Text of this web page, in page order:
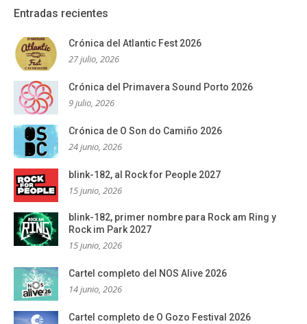
Entradas recientes
Crónica del Atlantic Fest 2026
27 julio, 2026
Crónica del Primavera Sound Porto 2026
9 julio, 2026
Crónica de O Son do Camiño 2026
24 junio, 2026
blink-182, al Rock for People 2027
15 junio, 2026
blink-182, primer nombre para Rock am Ring y
Rock im Park 2027
15 junio, 2026
Cartel completo del NOS Alive 2026
14 junio, 2026
Cartel completo de O Gozo Festival 2026